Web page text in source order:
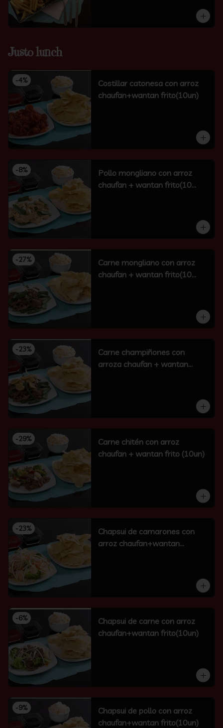
Justo lunch
-4%
Costillar catonesa con arroz
chaufan+wantan frito(10un)
-8%
Pollo mongliano con arroz
chaufan + wantan frito(10
-27%
Carne mongliano con arroz
chaufan + wantan frito(10
-23%
Carne champiñones con
arroza chaufan + wantan
-29%
Carne chitén con arroz
chaufan + wantan frito (10un)
-23%
Chapsui de camarones con
arroz chaufan+wantan
-6%
Chapsui de carne con arroz
chaufan+wantan frito(10un)
-9%
Chapsui de pollo con arroz
chaufan+wantan frito(10un)